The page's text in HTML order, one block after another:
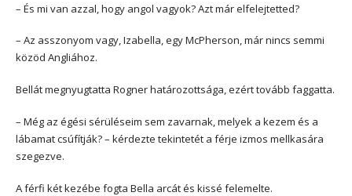
– És mi van azzal, hogy angol vagyok? Azt már elfelejtetted?
– Az asszonyom vagy, Izabella, egy McPherson, már nincs semmi
közöd Angliához.
Bellát megnyugtatta Rogner határozottsága, ezért tovább faggatta.
– Még az égési sérüléseim sem zavarnak, melyek a kezem és a
lábamat csúfítják? – kérdezte tekintetét a férje izmos mellkasára
szegezve.
A férfi két kezébe fogta Bella arcát és kissé felemelte.